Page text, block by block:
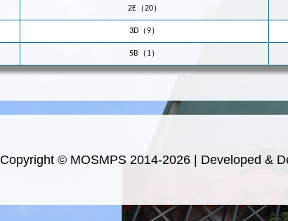
2E（20）
3D（9）
5B（1）
Copyright © MOSMPS 2014-2026 | Developed &